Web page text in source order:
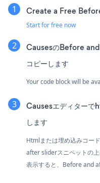
Create a Free
Start for free now
CausesのBefore
コピーします
Your code block will be
Causesエディターで
します
Htmlまたは埋め込みコー
after sliderスニペットの
表示すると、Before and